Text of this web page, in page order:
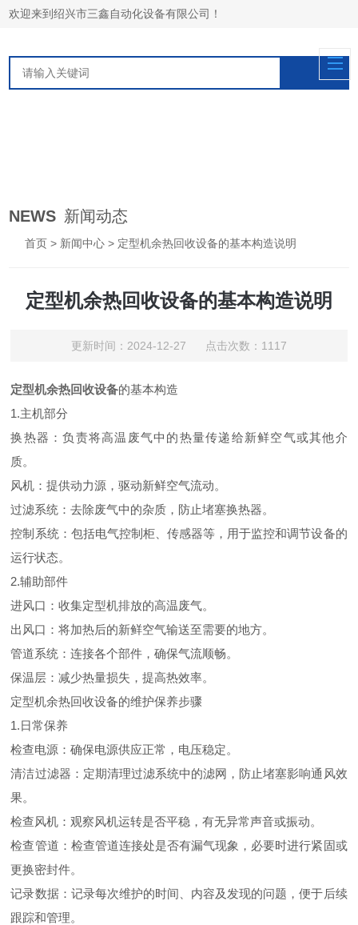
欢迎来到绍兴市三鑫自动化设备有限公司！
NEWS 新闻动态
首页 > 新闻中心 > 定型机余热回收设备的基本构造说明
定型机余热回收设备的基本构造说明
更新时间：2024-12-27 点击次数：1117
定型机余热回收设备的基本构造
1.主机部分
换热器：负责将高温废气中的热量传递给新鲜空气或其他介
质。
风机：提供动力源，驱动新鲜空气流动。
过滤系统：去除废气中的杂质，防止堵塞换热器。
控制系统：包括电气控制柜、传感器等，用于监控和调节设备的
运行状态。
2.辅助部件
进风口：收集定型机排放的高温废气。
出风口：将加热后的新鲜空气输送至需要的地方。
管道系统：连接各个部件，确保气流顺畅。
保温层：减少热量损失，提高热效率。
定型机余热回收设备的维护保养步骤
1.日常保养
检查电源：确保电源供应正常，电压稳定。
清洁过滤器：定期清理过滤系统中的滤网，防止堵塞影响通风效
果。
检查风机：观察风机运转是否平稳，有无异常声音或振动。
检查管道：检查管道连接处是否有漏气现象，必要时进行紧固或
更换密封件。
记录数据：记录每次维护的时间、内容及发现的问题，便于后续
跟踪和管理。